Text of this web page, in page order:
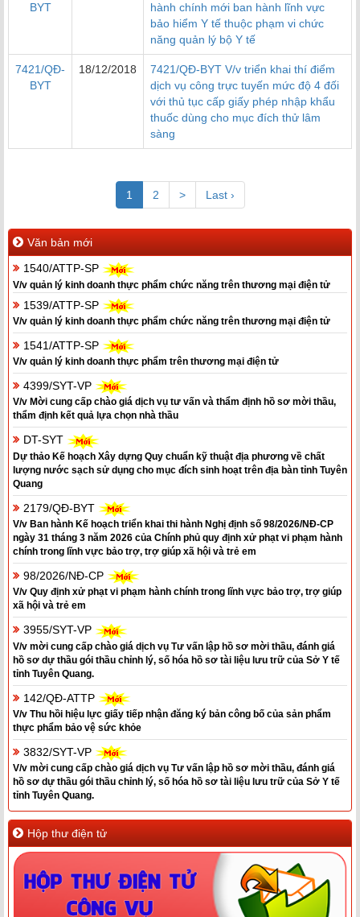
BYT
hành chính mới ban hành lĩnh vực
bảo hiểm Y tế thuộc phạm vi chức
năng quản lý bộ Y tế
7421/QĐ-
BYT
18/12/2018
7421/QĐ-BYT V/v triển khai thí điểm
dịch vụ công trực tuyến mức độ 4 đối
với thủ tục cấp giấy phép nhập khẩu
thuốc dùng cho mục đích thử lâm
sàng
1 (current)
2 > Last ›
Văn bản mới
1540/ATTP-SP
V/v quản lý kinh doanh thực phẩm chức năng trên thương mại điện tử
1539/ATTP-SP
V/v quản lý kinh doanh thực phẩm chức năng trên thương mại điện tử
1541/ATTP-SP
V/v quản lý kinh doanh thực phẩm trên thương mại điện tử
4399/SYT-VP
V/v Mời cung cấp chào giá dịch vụ tư vấn và thẩm định hồ sơ mời thầu,
thẩm định kết quả lựa chọn nhà thầu
DT-SYT
Dự thảo Kế hoạch Xây dựng Quy chuẩn kỹ thuật địa phương về chất
lượng nước sạch sử dụng cho mục đích sinh hoạt trên địa bàn tỉnh Tuyên
Quang
2179/QĐ-BYT
V/v Ban hành Kế hoạch triển khai thi hành Nghị định số 98/2026/NĐ-CP
ngày 31 tháng 3 năm 2026 của Chính phủ quy định xử phạt vi phạm hành
chính trong lĩnh vực bảo trợ, trợ giúp xã hội và trẻ em
98/2026/NĐ-CP
V/v Quy định xử phạt vi phạm hành chính trong lĩnh vực bảo trợ, trợ giúp
xã hội và trẻ em
3955/SYT-VP
V/v mời cung cấp chào giá dịch vụ Tư vấn lập hồ sơ mời thầu, đánh giá
hồ sơ dự thầu gói thầu chỉnh lý, số hóa hồ sơ tài liệu lưu trữ của Sở Y tế
tỉnh Tuyên Quang.
142/QĐ-ATTP
V/v Thu hồi hiệu lực giấy tiếp nhận đăng ký bản công bố của sản phẩm
thực phẩm bảo vệ sức khỏe
3832/SYT-VP
V/v mời cung cấp chào giá dịch vụ Tư vấn lập hồ sơ mời thầu, đánh giá
hồ sơ dự thầu gói thầu chỉnh lý, số hóa hồ sơ tài liệu lưu trữ của Sở Y tế
tỉnh Tuyên Quang.
Hộp thư điện tử